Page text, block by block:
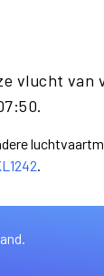
vlucht van
.